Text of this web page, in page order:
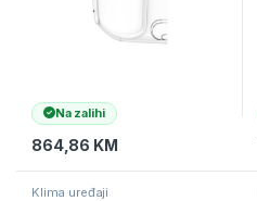
Na zalihi
864,86 KM
Klima uređaji